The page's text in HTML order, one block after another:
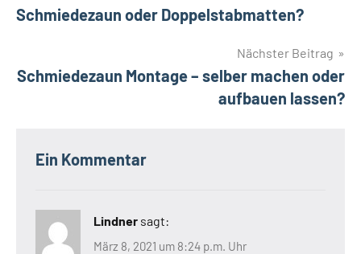
Schlagwörter
dekorative
Gartentor
platzsparend
Schmiedezaun oder Doppelstabmatten?
Nächster Beitrag
Schmiedezaun Montage – selber machen oder
aufbauen lassen?
Ein Kommentar
Lindner sagt:
März 8, 2021 um 8:24 p.m. Uhr